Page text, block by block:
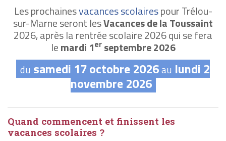
Les prochainesvacances scolairespour Trélou-
sur-Marne seront lesVacances de la Toussaint
2026, après la rentrée scolaire 2026 qui se fera
lemardi 1erseptembre 2026
du samedi 17 octobre 2026au lundi 2
novembre 2026
Quand commencent et finissent les
vacances scolaires ?